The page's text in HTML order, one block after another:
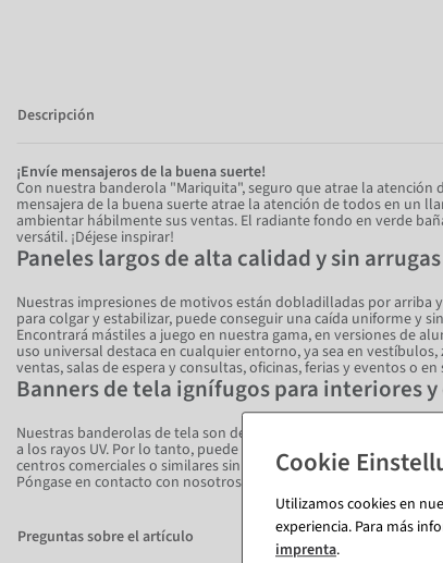
Descripción
¡Envíe mensajeros de la buena suerte!
Con nuestra banderola "Mariquita", seguro que atrae la atención
mensajera de la buena suerte atrae la atención de todos en un
ambientar hábilmente sus ventas. El radiante fondo en verde
versátil. ¡Déjese inspirar!
Paneles largos de alta calidad y sin
Nuestras impresiones de motivos están dobladilladas por arriba
para colgar y estabilizar, puede conseguir una caída uniforme y
Encontrará mástiles a juego en nuestra gama, en versiones de
uso universal destaca en cualquier entorno, ya sea en vestíbulos,
ventas, salas de espera y consultas, oficinas, ferias y eventos o en
Banners de tela ignífugos para interiores
Nuestras banderolas de tela son de muy alta calidad, ignífugas y
a los rayos UV. Por lo tanto, puede colgar la pancarta de tela en
centros comerciales o similares sin dudarlo.
Póngase en contacto con nosotros si necesita los certificados para
Preguntas sobre el artículo
Utilizamos cookies en
experiencia. Para más
imprenta.